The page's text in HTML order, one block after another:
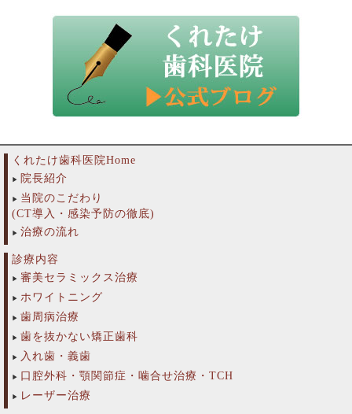
くれたけ歯科医院Home
院長紹介
当院のこだわり
(CT導入・感染予防の徹底)
治療の流れ
診療内容
審美セラミックス治療
ホワイトニング
歯周病治療
歯を抜かない矯正歯科
入れ歯・義歯
口腔外科・顎関節症・噛合せ治療・TCH
レーザー治療